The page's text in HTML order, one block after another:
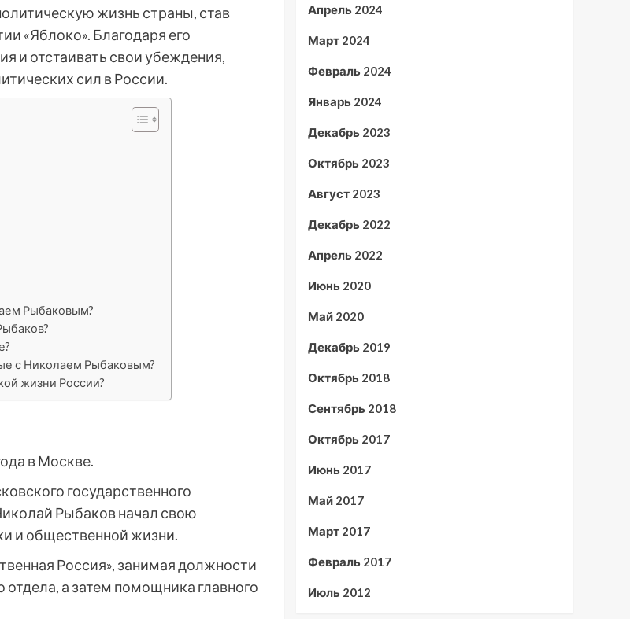
жизнь страны, став
«Яблоко». Благодаря его
и отстаивать свои убеждения,
сил в России.
Рыбаковым?
с Николаем Рыбаковым?
жизни России?
в Москве.
государственного
Рыбаков начал свою
и общественной жизни.
Россия», занимая должности
а затем помощника главного
Апрель 2024
Март 2024
Февраль 2024
Январь 2024
Декабрь 2023
Октябрь 2023
Август 2023
Декабрь 2022
Апрель 2022
Июнь 2020
Май 2020
Декабрь 2019
Октябрь 2018
Сентябрь 2018
Октябрь 2017
Июнь 2017
Май 2017
Март 2017
Февраль 2017
Июль 2012